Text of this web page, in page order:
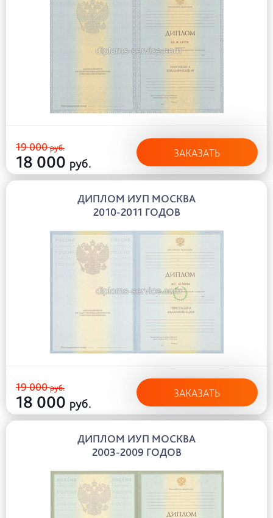
19 000руб.
18 000 руб.
ЗАКАЗАТЬ
ДИПЛОМ ИУП МОСКВА
2010-2011 ГОДОВ
19 000руб.
18 000 руб.
ЗАКАЗАТЬ
ДИПЛОМ ИУП МОСКВА
2003-2009 ГОДОВ